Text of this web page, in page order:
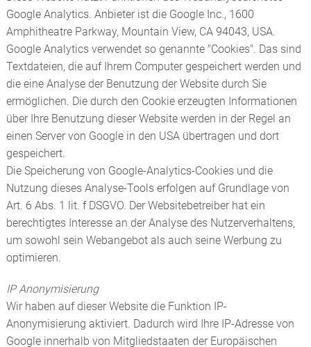
Google Analytics. Anbieter ist die Google Inc., 1600
Amphitheatre Parkway, Mountain View, CA 94043, USA.
Google Analytics verwendet so genannte "Cookies". Das sind
Textdateien, die auf Ihrem Computer gespeichert werden und
die eine Analyse der Benutzung der Website durch Sie
ermöglichen. Die durch den Cookie erzeugten Informationen
über Ihre Benutzung dieser Website werden in der Regel an
einen Server von Google in den USA übertragen und dort
gespeichert.
Die Speicherung von Google-Analytics-Cookies und die
Nutzung dieses Analyse-Tools erfolgen auf Grundlage von
Art. 6 Abs. 1 lit. f DSGVO. Der Websitebetreiber hat ein
berechtigtes Interesse an der Analyse des Nutzerverhaltens,
um sowohl sein Webangebot als auch seine Werbung zu
optimieren.
IP Anonymisierung
Wir haben auf dieser Website die Funktion IP-
Anonymisierung aktiviert. Dadurch wird Ihre IP-Adresse von
Google innerhalb von Mitgliedstaaten der Europäischen